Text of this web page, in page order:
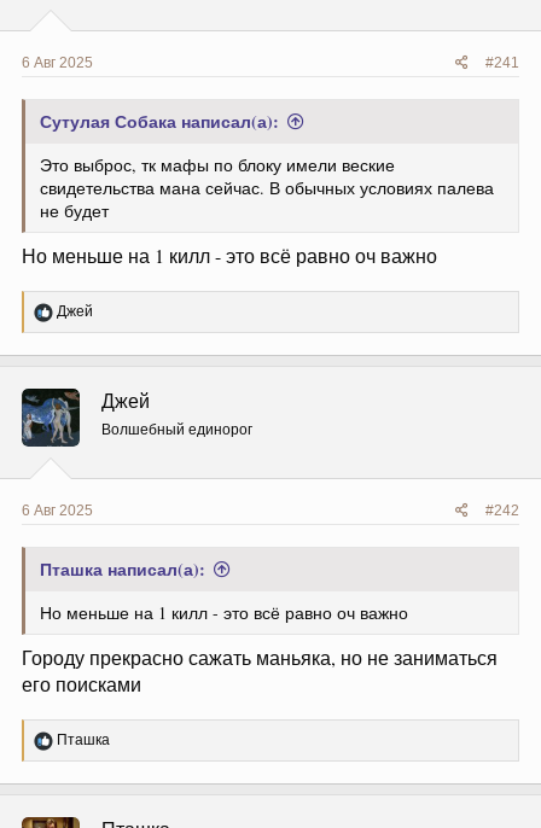
ы
л
6 Авг 2025 #241
Сутулая Собака написал(а):
Это выброс, тк мафы по блоку имели веские
свидетельства мана сейчас. В обычных условиях палева
не будет
Но меньше на 1 килл - это всё равно оч важно
Р
е
ц
и
и
:
Джей
Джей
Волшебный единорог
6 Авг 2025 #242
Пташка написал(а):
Но меньше на 1 килл - это всё равно оч важно
Городу прекрасно сажать маньяка, но не заниматься
его поисками
Р
е
ц
Пташка